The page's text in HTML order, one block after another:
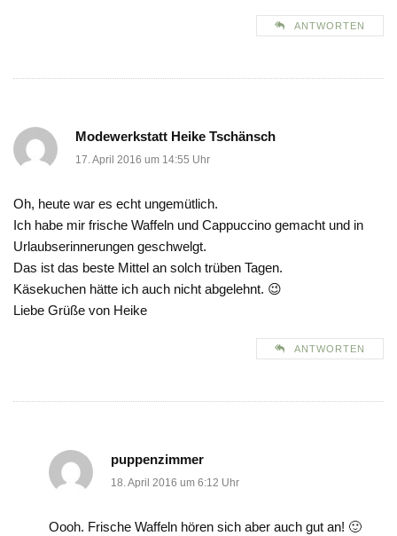
ANTWORTEN
Modewerkstatt Heike Tschänsch
17. April 2016 um 14:55 Uhr
Oh, heute war es echt ungemütlich.
Ich habe mir frische Waffeln und Cappuccino gemacht und in
Urlaubserinnerungen geschwelgt.
Das ist das beste Mittel an solch trüben Tagen.
Käsekuchen hätte ich auch nicht abgelehnt. 😉
Liebe Grüße von Heike
ANTWORTEN
puppenzimmer
18. April 2016 um 6:12 Uhr
Oooh. Frische Waffeln hören sich aber auch gut an! 🙂